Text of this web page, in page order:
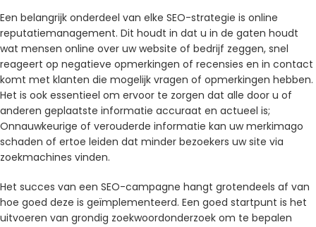
Een belangrijk onderdeel van elke SEO-strategie is online
reputatiemanagement. Dit houdt in dat u in de gaten houdt
wat mensen online over uw website of bedrijf zeggen, snel
reageert op negatieve opmerkingen of recensies en in contact
komt met klanten die mogelijk vragen of opmerkingen hebben.
Het is ook essentieel om ervoor te zorgen dat alle door u of
anderen geplaatste informatie accuraat en actueel is;
Onnauwkeurige of verouderde informatie kan uw merkimago
schaden of ertoe leiden dat minder bezoekers uw site via
zoekmachines vinden.
Het succes van een SEO-campagne hangt grotendeels af van
hoe goed deze is geïmplementeerd. Een goed startpunt is het
uitvoeren van grondig zoekwoordonderzoek om te bepalen